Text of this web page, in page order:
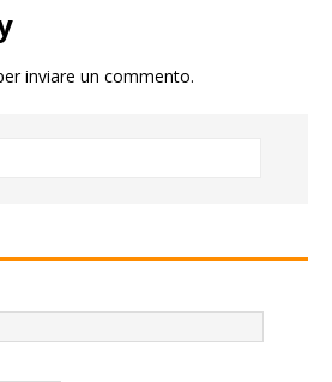
inviare un commento.